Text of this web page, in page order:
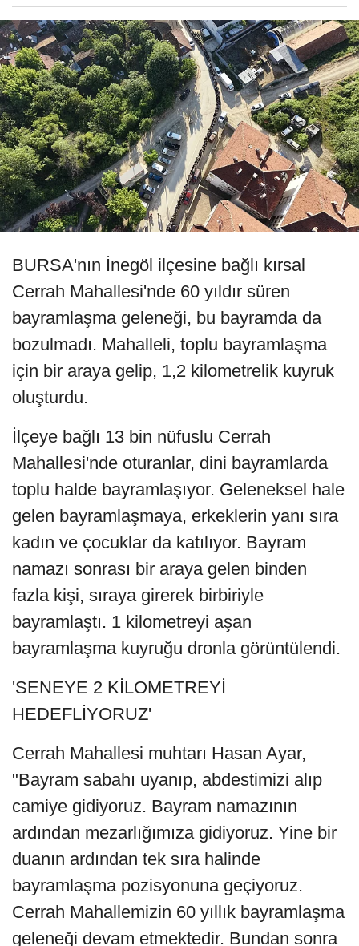
BURSA'nın İnegöl ilçesine bağlı kırsal
Cerrah Mahallesi'nde 60 yıldır süren
bayramlaşma geleneği, bu bayramda da
bozulmadı. Mahalleli, toplu bayramlaşma
için bir araya gelip, 1,2 kilometrelik kuyruk
oluşturdu.
İlçeye bağlı 13 bin nüfuslu Cerrah
Mahallesi'nde oturanlar, dini bayramlarda
toplu halde bayramlaşıyor. Geleneksel hale
gelen bayramlaşmaya, erkeklerin yanı sıra
kadın ve çocuklar da katılıyor. Bayram
namazı sonrası bir araya gelen binden
fazla kişi, sıraya girerek birbiriyle
bayramlaştı. 1 kilometreyi aşan
bayramlaşma kuyruğu dronla görüntülendi.
'SENEYE 2 KİLOMETREYİ
HEDEFLİYORUZ'
Cerrah Mahallesi muhtarı Hasan Ayar,
"Bayram sabahı uyanıp, abdestimizi alıp
camiye gidiyoruz. Bayram namazının
ardından mezarlığımıza gidiyoruz. Yine bir
duanın ardından tek sıra halinde
bayramlaşma pozisyonuna geçiyoruz.
Cerrah Mahallemizin 60 yıllık bayramlaşma
geleneği devam etmektedir. Bundan sonra